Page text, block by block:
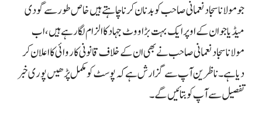
جو مولانا سجاد نعمانی صاحب کو بدنان کرنا چاہتے ہیں خاص طور سے گودی
میڈیا جو ان کے اوپر ایک بہت بڑا ووٹ جہاد کا الزام لگا رہے ہیں، اب
مولانا سجاد نعمانی صاحب نے بھی ان کے خلاف قانونی کاروائی کا اعلان کر
دیا ہے۔ناظرین آپ سے گزارش ہے کہ پوسٹ کو مکمل پڑھیں پوری خبر
تفصیل سے آپ کو بتائیں گے۔